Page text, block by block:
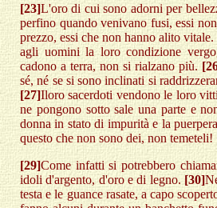
[23]L'oro di cui sono adorni per
perfino quando venivano fusi, essi
prezzo, essi che non hanno alito vitale.
agli uomini la loro condizione
cadono a terra, non si rialzano più.
sé, né se si sono inclinati si
[27]Iloro sacerdoti vendono le loro
ne pongono sotto sale una parte e
donna in stato di impurità e la
questo che non sono dei, non temeteli!
[29]Come infatti si potrebbero
idoli d'argento, d'oro e di legno. [30]
testa e le guance rasate, a capo